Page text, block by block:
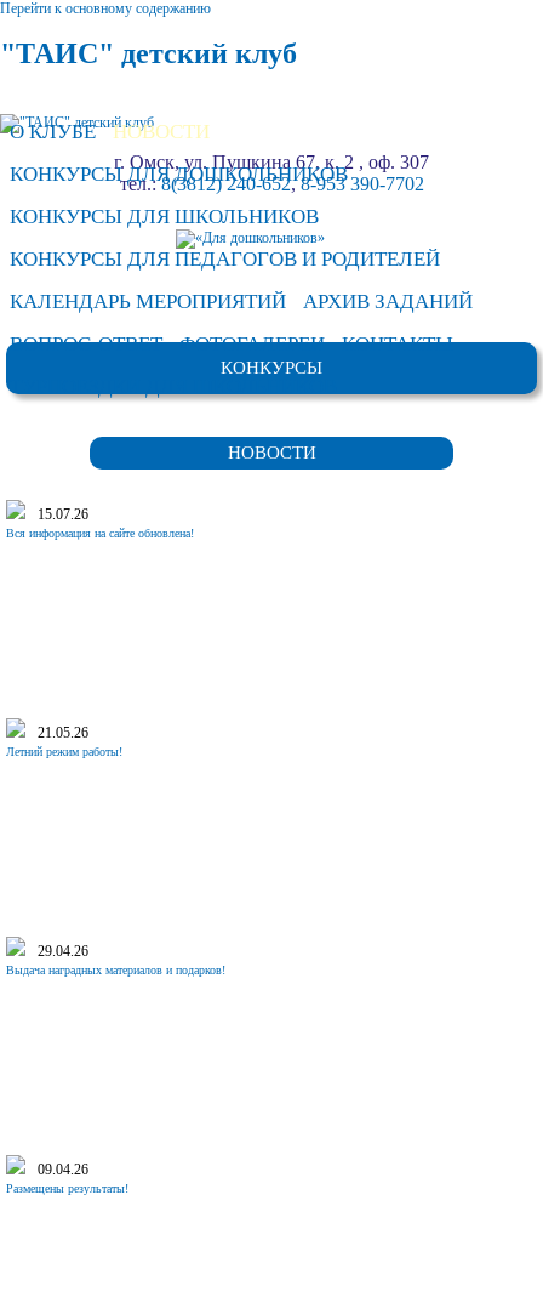
Перейти к основному содержанию
"ТАИС" детский клуб
г. Омск, ул. Пушкина 67, к. 2 , оф. 307
тел.:8(3812) 240-652,8-953 390-7702
О КЛУБЕ
НОВОСТИ
КОНКУРСЫ ДЛЯ ДОШКОЛЬНИКОВ
КОНКУРСЫ ДЛЯ ШКОЛЬНИКОВ
КОНКУРСЫ ДЛЯ ПЕДАГОГОВ И РОДИТЕЛЕЙ
КАЛЕНДАРЬ МЕРОПРИЯТИЙ
АРХИВ ЗАДАНИЙ
ВОПРОС-ОТВЕТ
ФОТОГАЛЕРЕИ
КОНТАКТЫ
ТУРПОЕЗДКИ ДЛЯ ШКОЛЬНИКОВ
КОНКУРСЫ
НОВОСТИ
15.07.26
Вся информация на сайте обновлена!
21.05.26
Летний режим работы!
29.04.26
Выдача наградных материалов и подарков!
09.04.26
Размещены результаты!